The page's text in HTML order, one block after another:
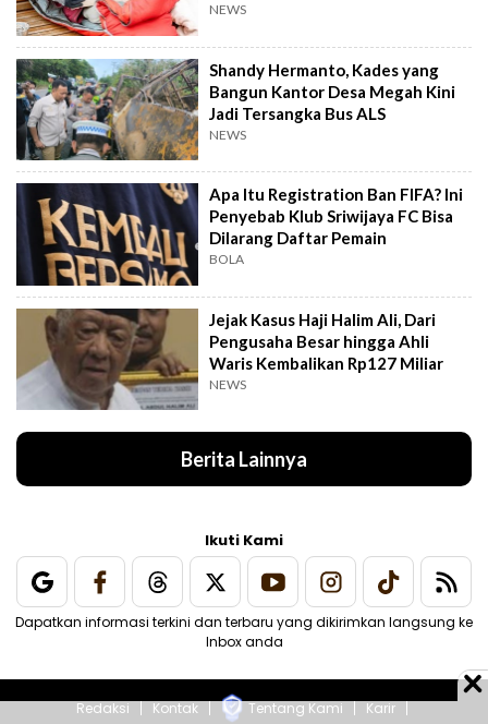
NEWS
Shandy Hermanto, Kades yang
Bangun Kantor Desa Megah Kini
Jadi Tersangka Bus ALS
NEWS
Apa Itu Registration Ban FIFA? Ini
Penyebab Klub Sriwijaya FC Bisa
Dilarang Daftar Pemain
BOLA
Jejak Kasus Haji Halim Ali, Dari
Pengusaha Besar hingga Ahli
Waris Kembalikan Rp127 Miliar
NEWS
Berita Lainnya
Ikuti Kami
Dapatkan informasi terkini dan terbaru yang dikirimkan langsung ke
Inbox anda
Redaksi Kontak Tentang Kami
Karir